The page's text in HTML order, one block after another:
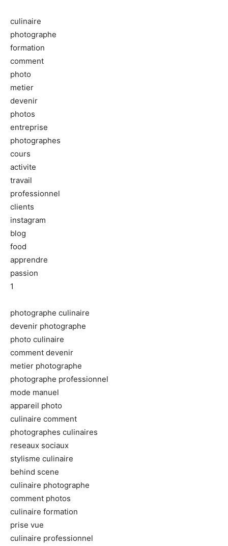
culinaire
photographe
formation
comment
photo
metier
devenir
photos
entreprise
photographes
cours
activite
travail
professionnel
clients
instagram
blog
food
apprendre
passion
1
photographe culinaire
devenir photographe
photo culinaire
comment devenir
metier photographe
photographe professionnel
mode manuel
appareil photo
culinaire comment
photographes culinaires
reseaux sociaux
stylisme culinaire
behind scene
culinaire photographe
comment photos
culinaire formation
prise vue
culinaire professionnel